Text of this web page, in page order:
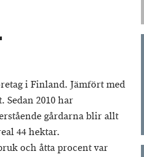
i Finland. Jämfört med
2010 har
gårdarna blir allt
44 hektar.
och åtta procent var